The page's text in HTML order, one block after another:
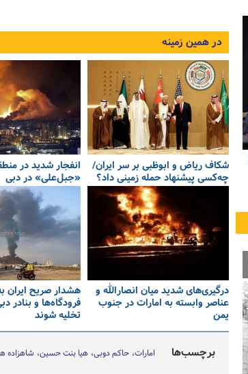
در همین زمینه
شکاف ریاض و ابوظبی بر سر ایران/
چه‌کسی پیشنهاد حمله زمینی داد؟
انفجار شدید در
«جبل‌علی» در دبی
درگیری‌های شدید میان انصارالله و
عناصر وابسته به امارات در جنوب
یمن
هشدار صریح ایران
فرودگاه‌ها و بنادر
تخلیه شوند
برچسب‌ها امارات حاکم دوبی هیا بنت حسین شاهزاده